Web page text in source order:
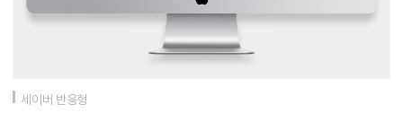
세이버 반응형